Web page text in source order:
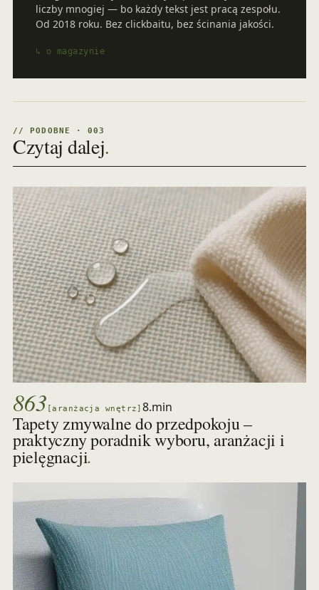
liczby mnogiej — bo każdy tekst jest pracą zespołu.
Od 2018 roku. Bez clickbaitu, bez ścinania jakości.
↳ o magazynie
// PODOBNE · 003
Czytaj dalej.
863 [aranżacja wnętrz] 8.min
Tapety zmywalne do przedpokoju –
praktyczny poradnik wyboru, aranżacji i
pielęgnacji.